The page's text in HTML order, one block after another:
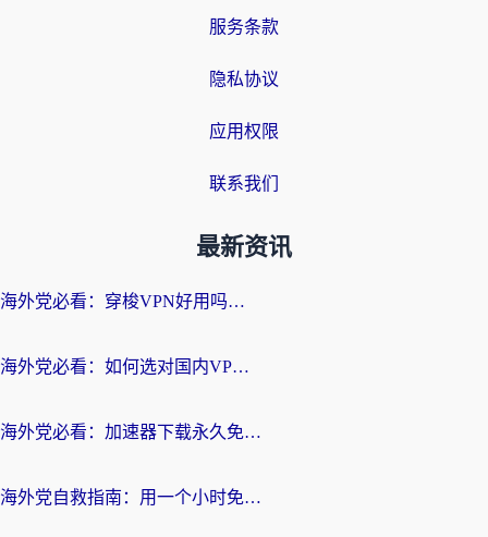
服务条款
隐私协议
应用权限
联系我们
最新资讯
海外党必看：穿梭VPN好用吗？和云帆VPN对比哪个回国效果更好？附真实测评+避坑指南
海外党必看：如何选对国内VPN，实现无缝访问国内资源？
海外党必看：加速器下载永久免费版真的存在吗？教你无缝访问国内资源的正确姿势
海外党自救指南：用一个小时免费加速器，轻松打破国内资源访问壁垒？